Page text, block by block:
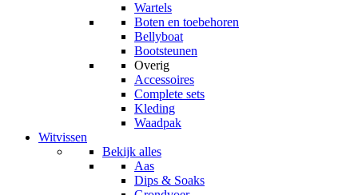
Wartels
Boten en toebehoren
Bellyboat
Bootsteunen
Overig
Accessoires
Complete sets
Kleding
Waadpak
Witvissen
Bekijk alles
Aas
Dips & Soaks